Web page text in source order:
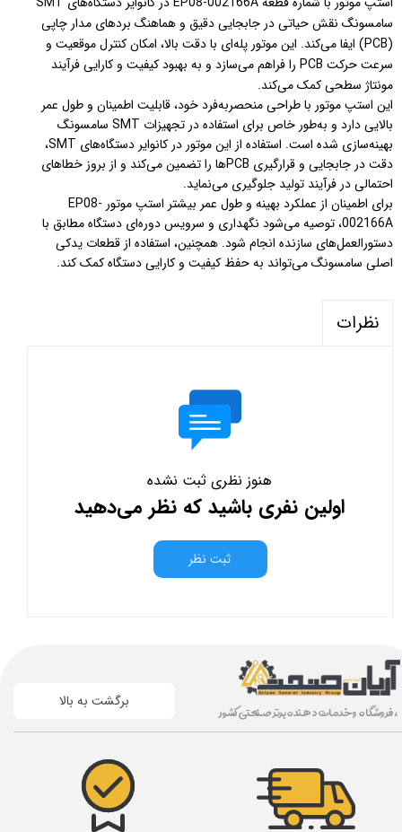
سامسونگ نقش حیاتی در جابجایی دقیق و هماهنگ بردهای مدار چاپی
(PCB) ایفا می‌کند. این موتور پله‌ای با دقت بالا، امکان کنترل موقعیت و
سرعت حرکت PCB را فراهم می‌سازد و به بهبود کیفیت و کارایی فرآیند
مونتاژ سطحی کمک می‌کند.
این استپ موتور با طراحی منحصربه‌فرد خود، قابلیت اطمینان و طول عمر
بالایی دارد و به‌طور خاص برای استفاده در تجهیزات SMT سامسونگ
بهینه‌سازی شده است. استفاده از این موتور در کانوایر دستگاه‌های SMT،
دقت در جابجایی و قرارگیری PCBها را تضمین می‌کند و از بروز خطاهای
احتمالی در فرآیند تولید جلوگیری می‌نماید.
برای اطمینان از عملکرد بهینه و طول عمر بیشتر استپ موتور EP08-
002166A، توصیه می‌شود نگهداری و سرویس دوره‌ای دستگاه مطابق با
دستورالعمل‌های سازنده انجام شود. همچنین، استفاده از قطعات یدکی
اصلی سامسونگ می‌تواند به حفظ کیفیت و کارایی دستگاه کمک کند.
نظرات
هنوز نظری ثبت نشده
اولین نفری باشید که نظر می‌دهید
ثبت نظر
برگشت به بالا ، فروشگاه و خدمات دهنده برتر صنعتی کشور